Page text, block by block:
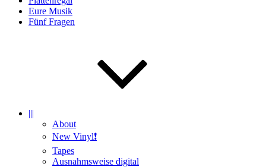
Eure Musik
Fünf Fragen
|||
About
New Vinyl❗️
Tapes
Ausnahmsweise digital